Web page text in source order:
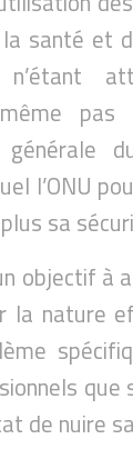
santé et
pas
générale
l’ONU
sa
objectif à
la nature
que
de nuire